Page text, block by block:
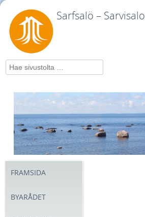
Sarfsalö – Sarvisalo
Search
FRAMSIDA
BYARÅDET